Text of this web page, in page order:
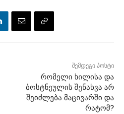
შემდეგი პოსტი
რომელი ხილისა და
ბოსტნეულის შენახვა არ
შეიძლება მაცივარში და
რატომ?